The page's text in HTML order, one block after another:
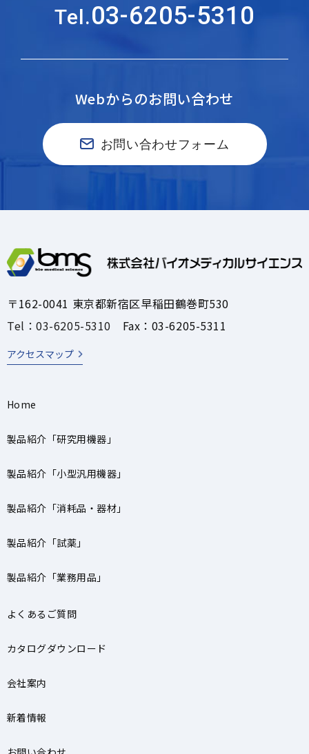
Tel.03-6205-5310
Webからのお問い合わせ
お問い合わせフォーム
〒162-0041 東京都新宿区早稲田鶴巻町530
Tel：03-6205-5310 Fax：03-6205-5311
アクセスマップ
Home
製品紹介「研究用機器」
製品紹介「小型汎用機器」
製品紹介「消耗品・器材」
製品紹介「試薬」
製品紹介「業務用品」
よくあるご質問
カタログダウンロード
会社案内
新着情報